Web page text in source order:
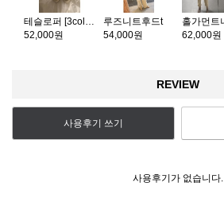
테슬로퍼 [3color]
52,000원
루즈니트후드t
54,000원
62,000원
REVIEW
사용후기 쓰기
사용후기가 없습니다.